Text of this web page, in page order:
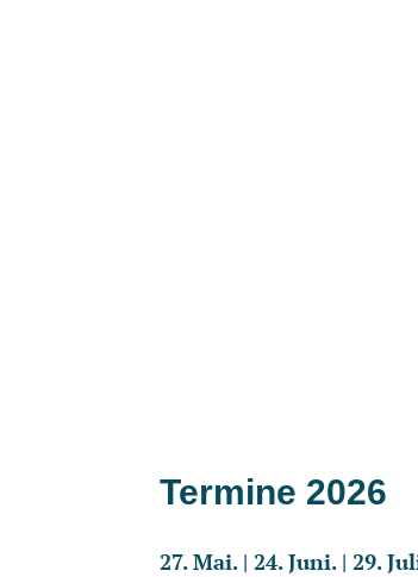
Termine 2026
27. Mai. | 24. Juni. | 29.